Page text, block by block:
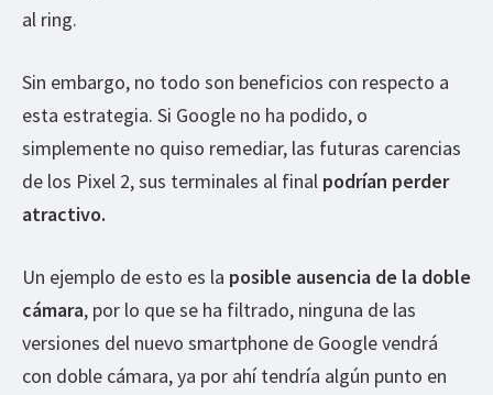
al ring.
Sin embargo, no todo son beneficios con respecto a
esta estrategia. Si Google no ha podido, o
simplemente no quiso remediar, las futuras carencias
de los Pixel 2, sus terminales al final podrían perder
atractivo.
Un ejemplo de esto es la posible ausencia de la doble
cámara, por lo que se ha filtrado, ninguna de las
versiones del nuevo smartphone de Google vendrá
con doble cámara, ya por ahí tendría algún punto en